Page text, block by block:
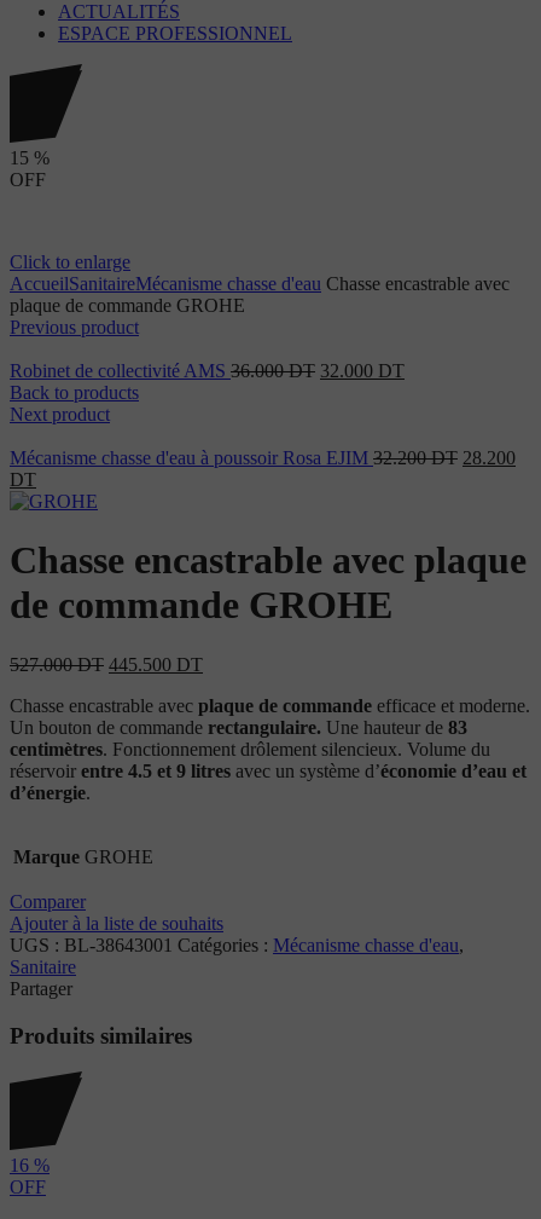
ACTUALITÉS
ESPACE PROFESSIONNEL
15 %
OFF
Click to enlarge
AccueilSanitaireMécanisme chasse d'eau Chasse encastrable avec
plaque de commande GROHE
Previous product
Robinet de collectivité AMS 36.000DT 32.000 DT
Back to products
Next product
Mécanisme chasse d'eau à poussoir Rosa EJIM 32.200DT 28.200
DT
Chasse encastrable avec plaque
de commande GROHE
527.000DT 445.500 DT
Chasse encastrable avec plaque de commande efficace et moderne.
Un bouton de commande rectangulaire. Une hauteur de 83
centimètres. Fonctionnement drôlement silencieux. Volume du
réservoir entre 4.5 et 9 litres avec un système d’économie d’eau et
d’énergie.
Marque GROHE
Comparer
Ajouter à la liste de souhaits
UGS : BL-38643001 Catégories : Mécanisme chasse d'eau,
Sanitaire
Partager
Produits similaires
16 %
OFF